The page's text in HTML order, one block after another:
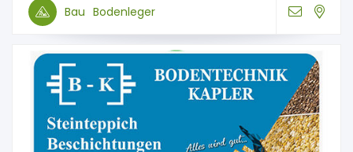
Bau Bodenleger